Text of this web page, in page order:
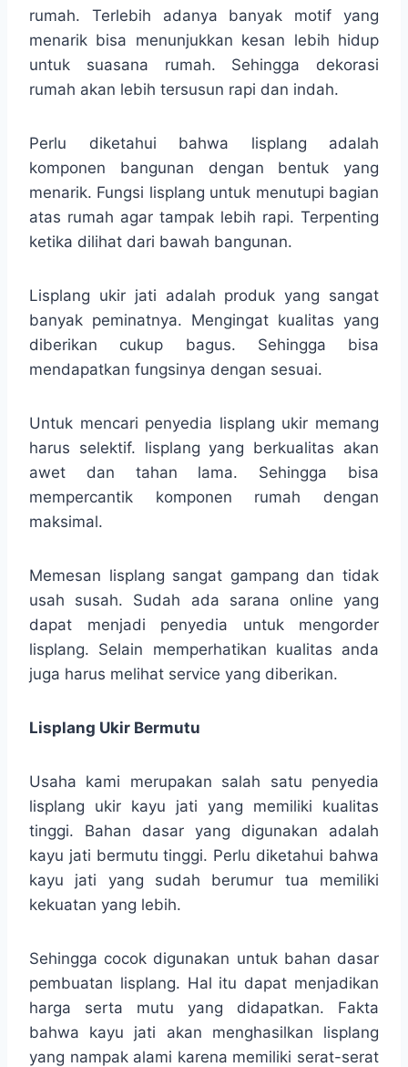
rumah. Terlebih adanya banyak motif yang
menarik bisa menunjukkan kesan lebih hidup
untuk suasana rumah. Sehingga dekorasi
rumah akan lebih tersusun rapi dan indah.
Perlu diketahui bahwa lisplang adalah
komponen bangunan dengan bentuk yang
menarik. Fungsi lisplang untuk menutupi bagian
atas rumah agar tampak lebih rapi. Terpenting
ketika dilihat dari bawah bangunan.
Lisplang ukir jati adalah produk yang sangat
banyak peminatnya. Mengingat kualitas yang
diberikan cukup bagus. Sehingga bisa
mendapatkan fungsinya dengan sesuai.
Untuk mencari penyedia lisplang ukir memang
harus selektif. lisplang yang berkualitas akan
awet dan tahan lama. Sehingga bisa
mempercantik komponen rumah dengan
maksimal.
Memesan lisplang sangat gampang dan tidak
usah susah. Sudah ada sarana online yang
dapat menjadi penyedia untuk mengorder
lisplang. Selain memperhatikan kualitas anda
juga harus melihat service yang diberikan.
Lisplang Ukir Bermutu
Usaha kami merupakan salah satu penyedia
lisplang ukir kayu jati yang memiliki kualitas
tinggi. Bahan dasar yang digunakan adalah
kayu jati bermutu tinggi. Perlu diketahui bahwa
kayu jati yang sudah berumur tua memiliki
kekuatan yang lebih.
Sehingga cocok digunakan untuk bahan dasar
pembuatan lisplang. Hal itu dapat menjadikan
harga serta mutu yang didapatkan. Fakta
bahwa kayu jati akan menghasilkan lisplang
yang nampak alami karena memiliki serat-serat